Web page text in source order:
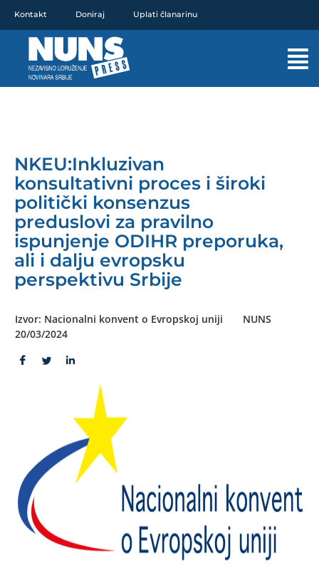
sadržaj
Kontakt Doniraj Uplati članarinu
NKEU:Inkluzivan
konsultativni proces i široki
politički konsenzus
preduslovi za pravilno
ispunjenje ODIHR preporuka,
ali i dalju evropsku
perspektivu Srbije
Izvor: Nacionalni konvent o Evropskoj uniji
NUNS
20/03/2024